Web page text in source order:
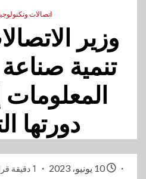
اتصالات
وزير
تنمية صناعة
المعلومات
دورتها
1 دقيقة قراءة